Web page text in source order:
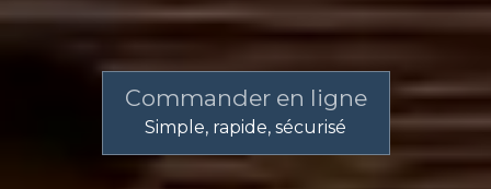
Commander en ligne
Simple, rapide, sécurisé